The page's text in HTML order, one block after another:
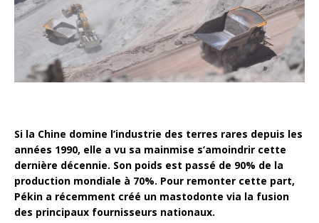
Si la Chine domine l’industrie des terres rares depuis les
années 1990, elle a vu sa mainmise s’amoindrir cette
dernière décennie. Son poids est passé de 90% de la
production mondiale à 70%. Pour remonter cette part,
Pékin a récemment créé un mastodonte via la fusion
des principaux fournisseurs nationaux.